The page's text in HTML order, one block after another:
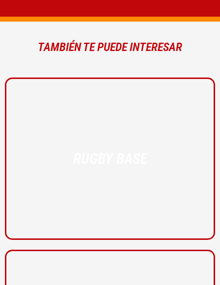
TAMBIÉN TE PUEDE INTERESAR